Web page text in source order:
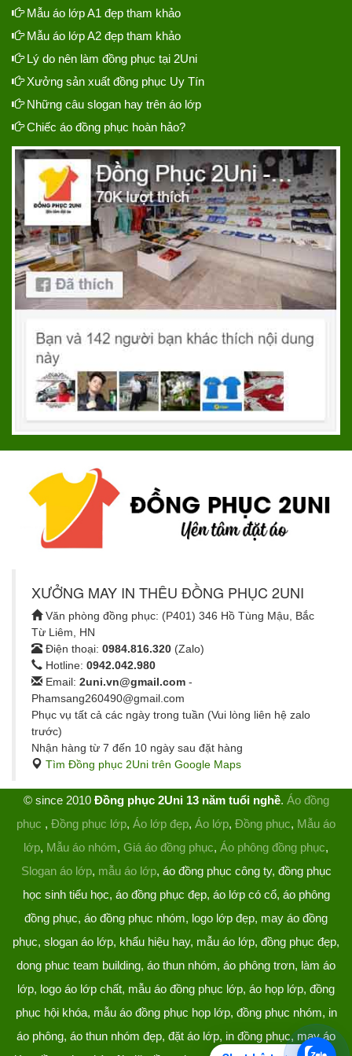
Mẫu áo lớp A1 đẹp tham khảo
Mẫu áo lớp A2 đẹp tham khảo
Lý do nên làm đồng phục tại 2Uni
Xưởng sản xuất đồng phục Uy Tín
Những câu slogan hay trên áo lớp
Chiếc áo đồng phục hoàn hảo?
XƯỞNG MAY IN THÊU ĐỒNG PHỤC 2UNI
Văn phòng đồng phục: (P401) 346 Hồ Tùng Mậu, Bắc
Từ Liêm, HN
Điện thoại: 0984.816.320 (Zalo)
Hotline: 0942.042.980
Email: 2uni.vn@gmail.com -
Phamsang260490@gmail.com
Phục vụ tất cả các ngày trong tuần (Vui lòng liên hệ zalo
trước)
Nhận hàng từ 7 đến 10 ngày sau đặt hàng
Tìm Đồng phục 2Uni trên Google Maps
© since 2010 Đồng phục 2Uni 13 năm tuổi nghề. Áo đồng
phục , Đồng phục lớp, Áo lớp đẹp, Áo lớp, Đồng phục, Mẫu áo
lớp, Mẫu áo nhóm, Giá áo đồng phục, Áo phông đồng phục,
Slogan áo lớp, mẫu áo lớp, áo đồng phục công ty, đồng phục
học sinh tiểu học, áo đồng phục đẹp, áo lớp có cổ, áo phông
đồng phục, áo đồng phục nhóm, logo lớp đẹp, may áo đồng
phục, slogan áo lớp, khẩu hiệu hay, mẫu áo lớp, đồng phục đẹp,
dong phuc team building, áo thun nhóm, áo phông trơn, làm áo
lớp, logo áo lớp chất, mẫu áo đồng phục lớp, áo họp lớp, đồng
phục hội khóa, mẫu áo đồng phục họp lớp, đồng phục nhóm, in
áo phông, áo thun nhóm đẹp, đặt áo lớp, in đồng phục, may áo